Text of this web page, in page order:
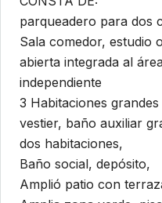
parqueadero para dos
Sala comedor, estudio
abierta integrada al
independiente
3 Habitaciones
vestier, baño auxiliar
dos habitaciones,
Baño social, depósito,
Amplió patio con